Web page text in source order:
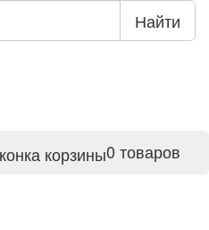
Найти
0 товаров